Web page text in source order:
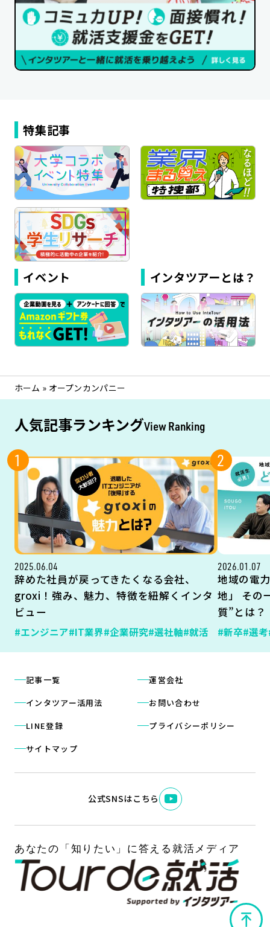
特集記事
イベント インタツアーとは？
ホーム » オープンカンパニー
人気記事ランキングView Ranking
1
2025.06.04
辞めた社員が戻ってきたくなる会社、
groxi！強み、魅力、特徴を紐解くインタ
ビュー
#エンジニア#IT業界#企業研究#選社軸#就活
2
2026.01.07
地域の電
地」 その
質”とは？
#新卒#選考
記事一覧
インタツアー活用法
LINE登録
サイトマップ
運営会社
お問い合わせ
プライバシーポリシー
公式SNSはこちら